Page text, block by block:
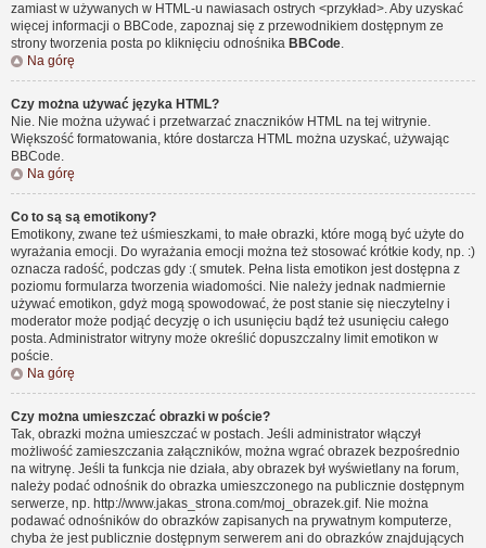
zamiast w używanych w HTML-u nawiasach ostrych <przykład>. Aby uzyskać
więcej informacji o BBCode, zapoznaj się z przewodnikiem dostępnym ze
strony tworzenia posta po kliknięciu odnośnika BBCode.
Na górę
Czy można używać języka HTML?
Nie. Nie można używać i przetwarzać znaczników HTML na tej witrynie.
Większość formatowania, które dostarcza HTML można uzyskać, używając
BBCode.
Na górę
Co to są są emotikony?
Emotikony, zwane też uśmieszkami, to małe obrazki, które mogą być użyte do
wyrażania emocji. Do wyrażania emocji można też stosować krótkie kody, np. :)
oznacza radość, podczas gdy :( smutek. Pełna lista emotikon jest dostępna z
poziomu formularza tworzenia wiadomości. Nie należy jednak nadmiernie
używać emotikon, gdyż mogą spowodować, że post stanie się nieczytelny i
moderator może podjąć decyzję o ich usunięciu bądź też usunięciu całego
posta. Administrator witryny może określić dopuszczalny limit emotikon w
poście.
Na górę
Czy można umieszczać obrazki w poście?
Tak, obrazki można umieszczać w postach. Jeśli administrator włączył
możliwość zamieszczania załączników, można wgrać obrazek bezpośrednio
na witrynę. Jeśli ta funkcja nie działa, aby obrazek był wyświetlany na forum,
należy podać odnośnik do obrazka umieszczonego na publicznie dostępnym
serwerze, np. http://www.jakas_strona.com/moj_obrazek.gif. Nie można
podawać odnośników do obrazków zapisanych na prywatnym komputerze,
chyba że jest publicznie dostępnym serwerem ani do obrazków znajdujących